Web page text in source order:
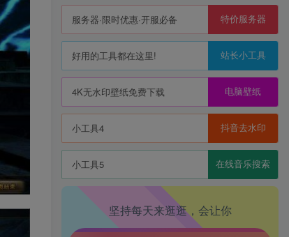
广告位
广告位
广告位
广告位
服务器·限时优惠·开服必备 特价服务器
好用的工具都在这里! 站长小工具
4K无水印壁纸免费下载 电脑壁纸
小工具4 抖音去水印
小工具5 在线音乐搜索
坚持每天来逛逛，会让你
生活也美好了！
心情也舒畅了！
走路也有劲了！
腿也不痛了！
腰也不酸了！